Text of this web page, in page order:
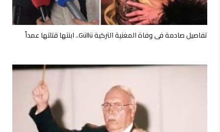
تفاصيل صادمة في وفاة المغنية التركية Güllü.. ابنتها قتلتها عمداً